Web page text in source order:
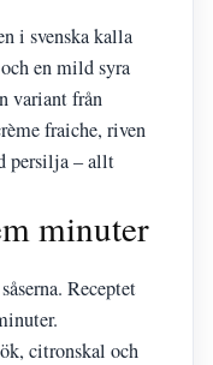
i svenska kalla
en mild syra
variant från
fraiche, riven
persilja – allt
minuter
Receptet
citronskal och